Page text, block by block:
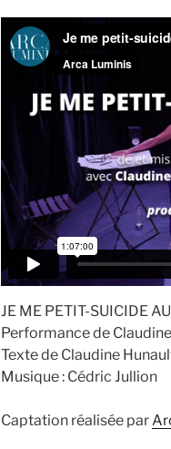
JE ME PETIT-SUICIDE
Performance de
Texte de Claudine
Musique : Cédric Jullion
Captation réalisée par